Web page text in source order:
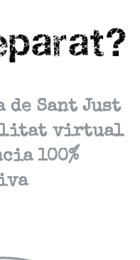
Sant Just
virtual
100%